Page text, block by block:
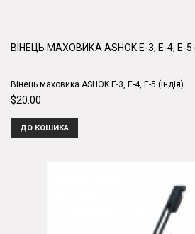
ВІНЕЦЬ МАХОВИКА ASHOK E-3, E-4, E-5
Вінець маховика ASHOK E-3, E-4, E-5 (Індія)..
$20.00
ДО КОШИКА